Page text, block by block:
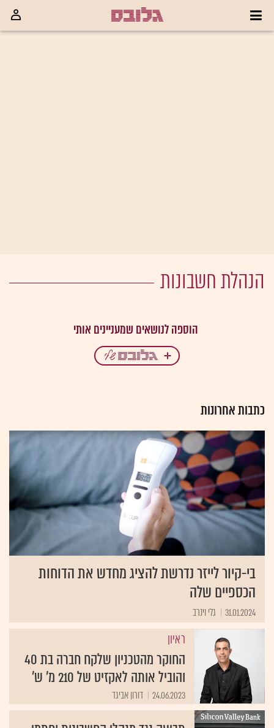
הנהלת חשבונות
כתבות אחרונות
בי-קיור לייזר נדרשת להציג מחדש את הדוחות
הכספיים שלה
31.01.2024 גלי וינרב
ראיון
החוקר מהטכניון שלקח חברה בת 40
והוביל אותה לאקזיט של 210 מ' ש'
24.06.2023 דורון אביגד